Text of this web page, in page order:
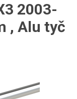
2003-
, Alu tyč